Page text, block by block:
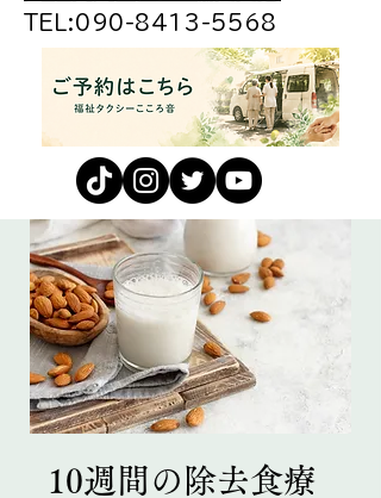
​TEL:090-8413-5568
10週間の除去食療